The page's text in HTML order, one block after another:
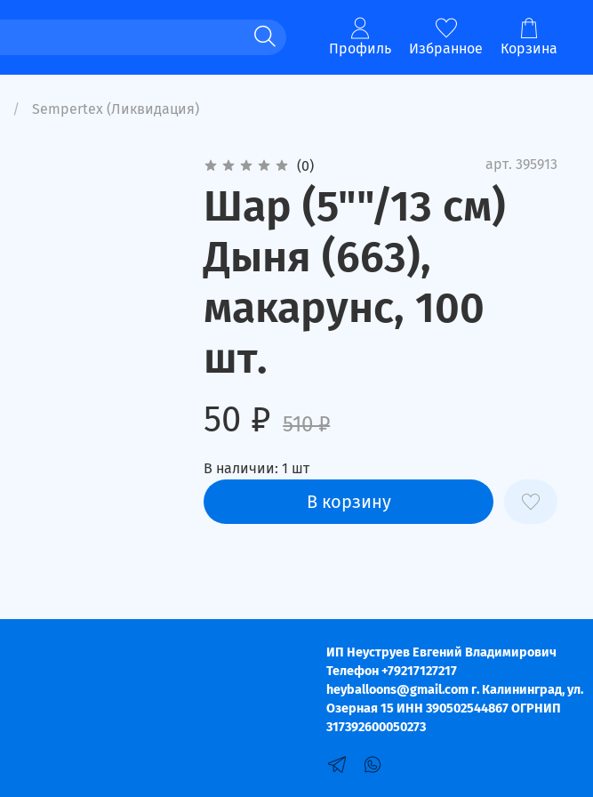
Профиль Избранное Корзина
Sempertex (Ликвидация)
(0) арт. 395913
Шар (5""/13 см)
Дыня (663),
макарунс, 100
шт.
50 ₽ 510 ₽
В наличии: 1 шт
В корзину
ИП Неуструев Евгений Владимирович
Телефон +79217127217
heyballoons@gmail.com г. Калининград, ул.
Озерная 15 ИНН 390502544867 ОГРНИП
317392600050273